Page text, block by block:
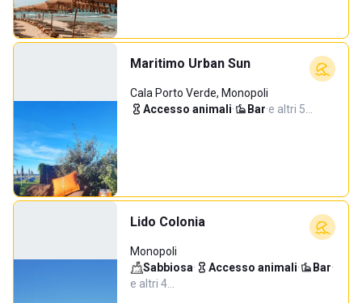
Maritimo Urban Sun
Cala Porto Verde, Monopoli
Accesso animali· Bar·e altri 5…
Lido Colonia
Monopoli
Sabbiosa· Accesso animali· Bar·
e altri 4…